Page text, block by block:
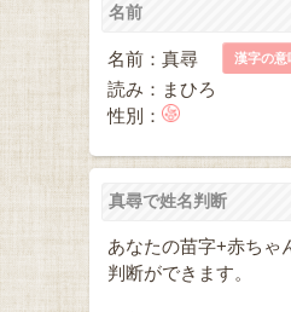
名前
名前：真尋 漢字の意
読み：まひろ
性別：
真尋で姓名判断
あなたの苗字+赤ちゃ
判断ができます。